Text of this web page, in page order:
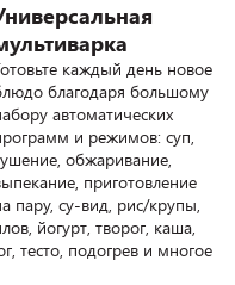
каждый день новое
благодаря большому
автоматических
и режимов: суп,
обжаривание,
приготовление
пару, су-вид, рис/крупы,
йогурт, творог, каша,
тесто, подогрев и многое